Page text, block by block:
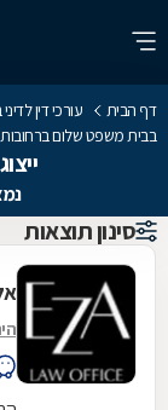
דף הבית עורכי דין
בבית משפט שלום ברחובות
נמצאו 3
סינון תוצאות